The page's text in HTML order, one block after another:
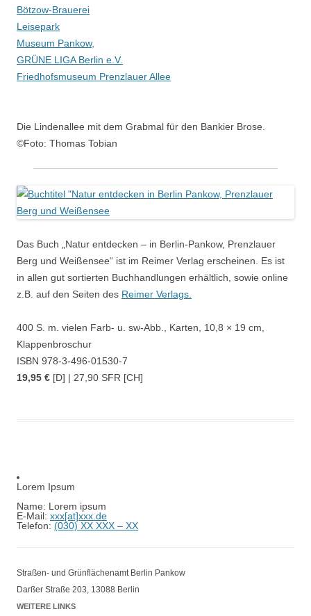
Bötzow-Brauerei
Leisepark
Museum Pankow,
GRÜNE LIGA Berlin e.V.
Friedhofsmuseum Prenzlauer Allee
Die Lindenallee mit dem Grabmal für den Bankier Brose.
©Foto: Thomas Tobian
Das Buch „Natur entdecken – in Berlin-Pankow, Prenzlauer
Berg und Weißensee“ ist im Reimer Verlag erscheinen. Es ist
in allen gut sortierten Buchhandlungen erhältlich, sowie online
z.B. auf den Seiten des Reimer Verlags.
400 S. m. vielen Farb- u. sw-Abb., Karten, 10,8 × 19 cm,
Klappenbroschur
ISBN 978-3-496-01530-7
19,95 € [D] | 27,90 SFR [CH]
Lorem Ipsum
Name: Lorem ipsum
E-Mail: xxx[at]xxx.de
Telefon: (030) XX XXX – XX
Straßen- und Grünflächenamt Berlin Pankow
Darßer Straße 203, 13088 Berlin
WEITERE LINKS